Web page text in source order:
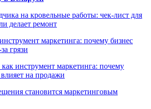
на кровельные работы: чек-лист для
делает ремонт
маркетинга: почему бизнес
грязи
инструмент маркетинга: почему
на продажи
становится маркетинговым